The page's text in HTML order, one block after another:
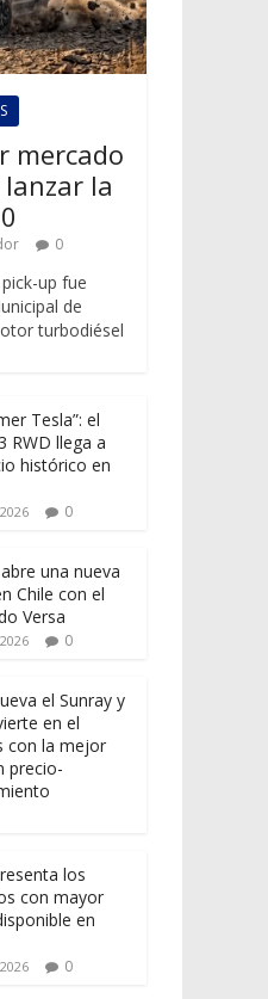
mercado
la
0
up fue
de
turbodiésel
Tesla”: el
RWD llega a
histórico en
0
una nueva
Chile con el
Versa
0
el Sunray y
en el
con la mejor
precio-
los
con mayor
en
0